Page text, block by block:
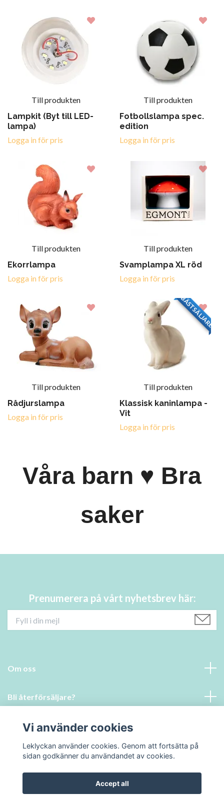
Till produkten
Lampkit (Byt till LED-
lampa)
Logga in för pris
Till produkten
Fotbollslampa spec.
edition
Logga in för pris
Till produkten
Ekorrlampa
Logga in för pris
Till produkten
Svamplampa XL röd
Logga in för pris
Till produkten
Rådjurslampa
Logga in för pris
BÄSTSÄLJARE
Till produkten
Klassisk kaninlampa -
Vit
Logga in för pris
Våra barn ♥ Bra
saker
Prenumerera på vårt nyhetsbrev här:
Om oss
Bli återförsäljare?
Läs mer
Social Media
Vi använder cookies
Leklyckan använder cookies. Genom att fortsätta på
sidan godkänner du användandet av cookies.
Accept all